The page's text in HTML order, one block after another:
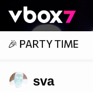
👾
🎉 PARTY TIME
sva